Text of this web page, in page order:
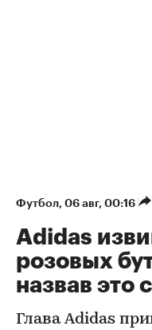
Футбол⁠, 06 авг, 00:16
Adidas
розовых
назвав это
Глава Adidas